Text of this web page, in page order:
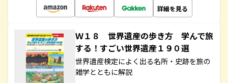
詳細を見る
Ｗ１８ 世界遺産の歩き方 学んで旅
する！すごい世界遺産１９０選
世界遺産検定によく出る名所・史跡を旅の
雑学とともに解説